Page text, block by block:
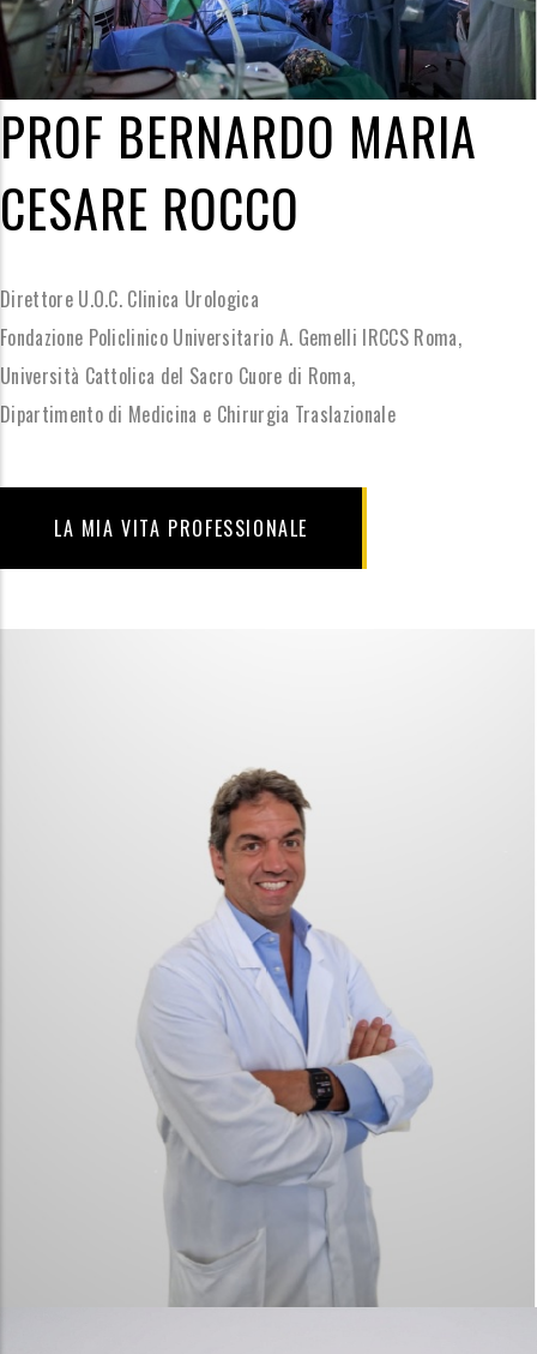
PROF BERNARDO MARIA
CESARE ROCCO
Direttore U.O.C. Clinica Urologica
Fondazione Policlinico Universitario A. Gemelli IRCCS Roma,
Università Cattolica del Sacro Cuore di Roma,
Dipartimento di Medicina e Chirurgia Traslazionale
LA MIA VITA PROFESSIONALE